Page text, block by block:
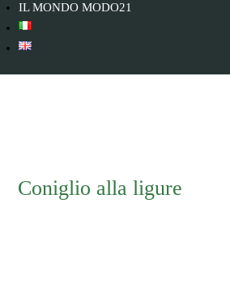
IL MONDO MODO21
Coniglio alla ligure